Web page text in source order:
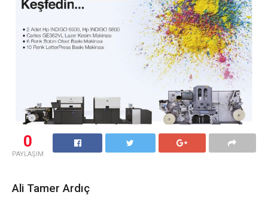
0
PAYLAŞIM
Ali Tamer Ardıç